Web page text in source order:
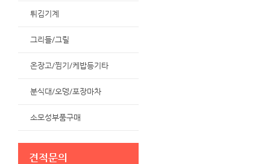
튀김기계
그리들/그릴
온장고/찜기/케밥등기타
분식대/오뎅/포장마차
소모성부품구매
견적문의